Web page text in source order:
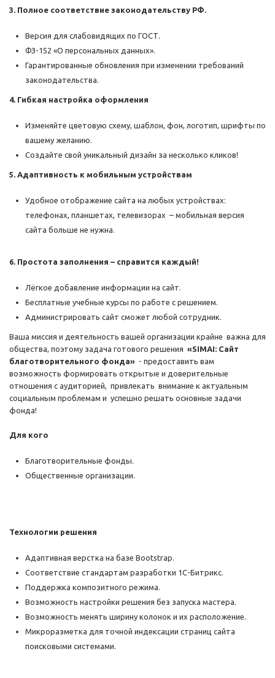
3. Полное соответствие законодательству РФ.
Версия для слабовидящих по ГОСТ.
ФЗ-152 «О персональных данных».
Гарантированные обновления при изменении требований
законодательства.
4. Гибкая настройка оформления
Изменяйте цветовую схему, шаблон, фон, логотип, шрифты по
вашему желанию.
Создайте свой уникальный дизайн за несколько кликов!
5. Адаптивность к мобильным устройствам
Удобное отображение сайта на любых устройствах:
телефонах, планшетах, телевизорах – мобильная версия
сайта больше не нужна.
6. Простота заполнения – справится каждый!
Лёгкое добавление информации на сайт.
Бесплатные учебные курсы по работе с решением.
Администрировать сайт сможет любой сотрудник.
Ваша миссия и деятельность вашей организации крайне важна для
общества, поэтому задача готового решения «SIMAI: Сайт
благотворительного фонда» - предоставить вам
возможность формировать открытые и доверительные
отношения с аудиторией, привлекать внимание к актуальным
социальным проблемам и успешно решать основные задачи
фонда!
Для кого
Благотворительные фонды.
Общественные организации.
Технологии решения
Адаптивная верстка на базе Bootstrap.
Соответствие стандартам разработки 1С-Битрикс.
Поддержка композитного режима.
Возможность настройки решения без запуска мастера.
Возможность менять ширину колонок и их расположение.
Микроразметка для точной индексации страниц сайта
поисковыми системами.